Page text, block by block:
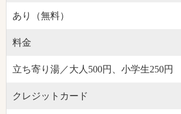
あり（無料）
料金
立ち寄り湯／大人500円、小学生250円
クレジットカード